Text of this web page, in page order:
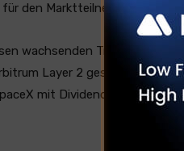
den Marktteilnehmer in der
wachsenden Trend wider
Layer 2 gestartet, um
mit Dividenden, die direkt